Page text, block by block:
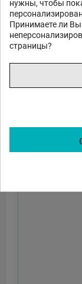
нужны, чтобы
Принимаете ли Вы
страницы?